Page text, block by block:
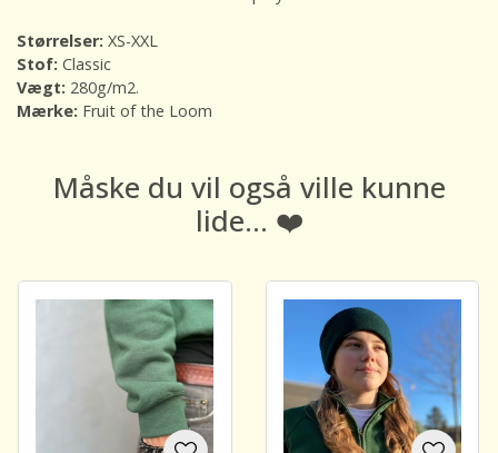
Størrelser: XS-XXL
Stof: Classic
Vægt: 280g/m2.
Mærke: Fruit of the Loom
Måske du vil også ville kunne
lide... ❤️